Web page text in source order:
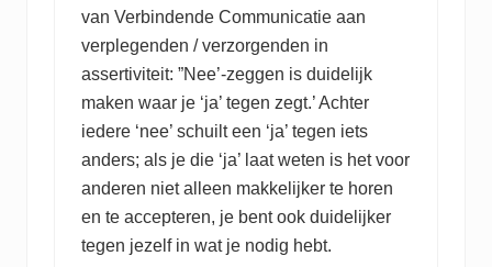
van Verbindende Communicatie aan
verplegenden / verzorgenden in
assertiviteit: ”Nee’-zeggen is duidelijk
maken waar je ‘ja’ tegen zegt.’ Achter
iedere ‘nee’ schuilt een ‘ja’ tegen iets
anders; als je die ‘ja’ laat weten is het voor
anderen niet alleen makkelijker te horen
en te accepteren, je bent ook duidelijker
tegen jezelf in wat je nodig hebt.